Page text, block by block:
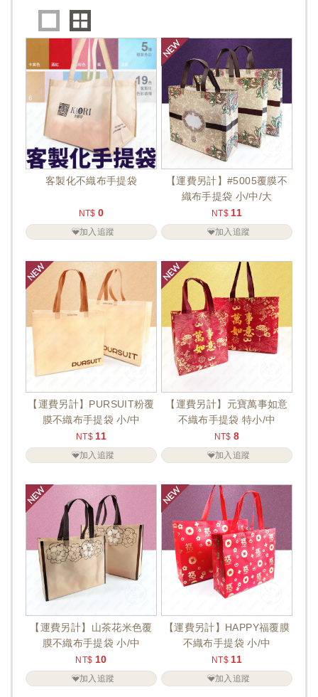
客製化不織布手提袋
NT$ 0
加入追蹤
【運費另計】#5005覆膜不
織布手提袋 小/中/大
NT$ 11
加入追蹤
【運費另計】PURSUIT粉覆
膜不織布手提袋 小/中
NT$ 11
加入追蹤
【運費另計】元寶萬事如意
不織布手提袋 特小/中
NT$ 8
加入追蹤
【運費另計】山茶花米色覆
膜不織布手提袋 小/中
NT$ 10
加入追蹤
【運費另計】HAPPY福覆膜
不織布手提袋 小/中
NT$ 11
加入追蹤